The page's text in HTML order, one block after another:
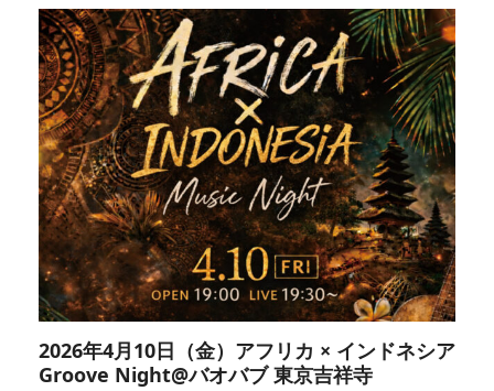
2026年4月10日（金）アフリカ × インドネシア
Groove Night@バオバブ 東京吉祥寺